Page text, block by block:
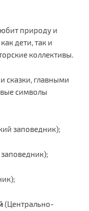
природу и
дети, так и
коллективы.
сказки, главными
символы
заповедник);
(Центрально-